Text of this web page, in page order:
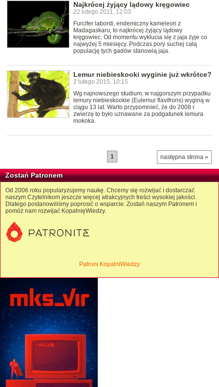
Najkrócej żyjący lądowy kręgowiec
22 lutego 2011, 12:03
Furcifer labordi, endemiczny kameleon z
Madagaskaru, to najkrócej żyjący lądowy
kręgowiec. Od momentu wyklucia się z jaja żyje co
najwyżej 5 miesięcy. Podczas pory suchej całą
populację tych gadów stanowią jaja.
Lemur niebieskooki wyginie już wkrótce?
2 lutego 2015, 10:15
Wg najnowszego studium, w najgorszym przypadku
lemury niebieskookie (Eulemur flavifrons) wyginą w
ciągu 13 lat. Warto przypomnieć, że do 2008 r.
zwierzę to było uznawane za podgatunek lemura
mokoka.
następna strona »
1
Zostań Patronem
Od 2006 roku popularyzujemy naukę. Chcemy się rozwijać i dostarczać
naszym Czytelnikom jeszcze więcej atrakcyjnych treści wysokiej jakości.
Dlatego postanowiliśmy poprosić o wsparcie. Zostań naszym Patronem i
pomóż nam rozwijać KopalnięWiedzy.
Patroni KopalniWiedzy